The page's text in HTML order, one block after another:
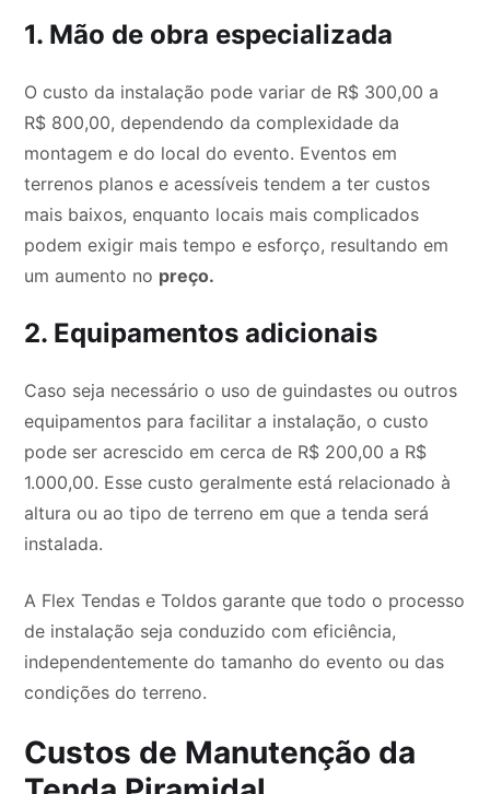
1. Mão de obra especializada
O custo da instalação pode variar de R$ 300,00 a
R$ 800,00, dependendo da complexidade da
montagem e do local do evento. Eventos em
terrenos planos e acessíveis tendem a ter custos
mais baixos, enquanto locais mais complicados
podem exigir mais tempo e esforço, resultando em
um aumento no preço.
2. Equipamentos adicionais
Caso seja necessário o uso de guindastes ou outros
equipamentos para facilitar a instalação, o custo
pode ser acrescido em cerca de R$ 200,00 a R$
1.000,00. Esse custo geralmente está relacionado à
altura ou ao tipo de terreno em que a tenda será
instalada.
A Flex Tendas e Toldos garante que todo o processo
de instalação seja conduzido com eficiência,
independentemente do tamanho do evento ou das
condições do terreno.
Custos de Manutenção da